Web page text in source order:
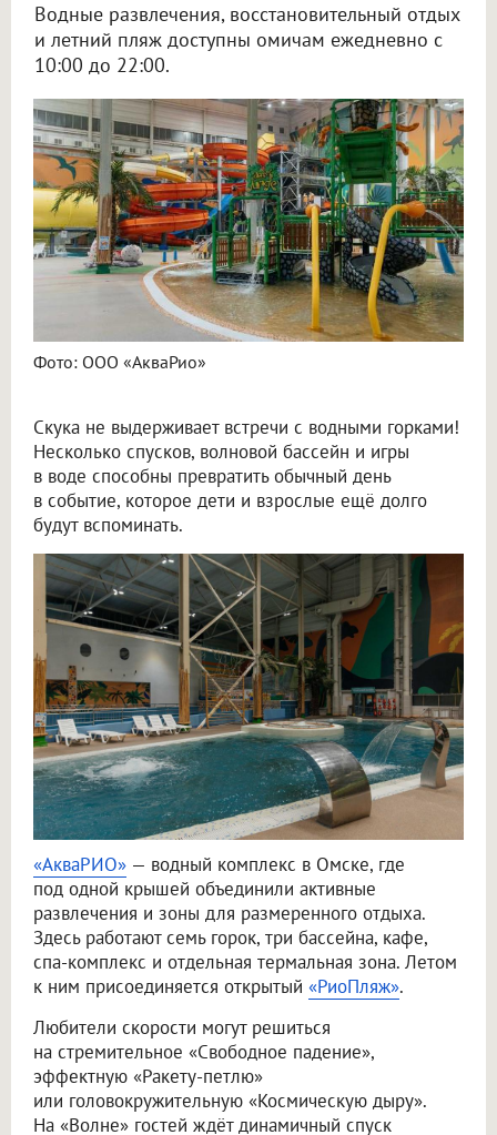
Водные развлечения, восстановительный отдых
и летний пляж доступны омичам ежедневно с
10:00 до 22:00.
Фото: ООО «АкваРио»
Скука не выдерживает встречи с водными горками!
Несколько спусков, волновой бассейн и игры
в воде способны превратить обычный день
в событие, которое дети и взрослые ещё долго
будут вспоминать.
«АкваРИО» — водный комплекс в Омске, где
под одной крышей объединили активные
развлечения и зоны для размеренного отдыха.
Здесь работают семь горок, три бассейна, кафе,
спа-комплекс и отдельная термальная зона. Летом
к ним присоединяется открытый «РиоПляж».
Любители скорости могут решиться
на стремительное «Свободное падение»,
эффектную «Ракету-петлю»
или головокружительную «Космическую дыру».
На «Волне» гостей ждёт динамичный спуск